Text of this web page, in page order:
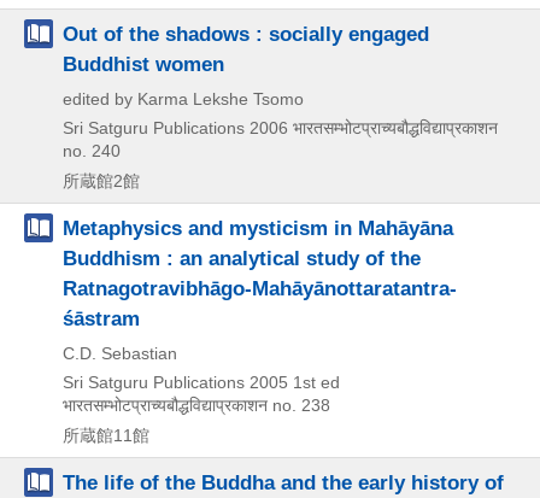
Out of the shadows : socially engaged
Buddhist women
edited by Karma Lekshe Tsomo
Sri Satguru Publications 2006 भारतसम्भोटप्राच्यबौद्धविद्याप्रकाशन
no. 240
所蔵館2館
Metaphysics and mysticism in Mahāyāna
Buddhism : an analytical study of the
Ratnagotravibhāgo-Mahāyānottaratantra-
śāstram
C.D. Sebastian
Sri Satguru Publications 2005 1st ed
भारतसम्भोटप्राच्यबौद्धविद्याप्रकाशन no. 238
所蔵館11館
The life of the Buddha and the early history of